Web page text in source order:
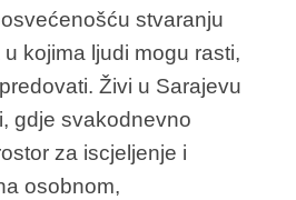
stvaranju
kojima ljudi mogu rasti,
Živi u Sarajevu
gdje svakodnevno
za iscjeljenje i
osobnom,